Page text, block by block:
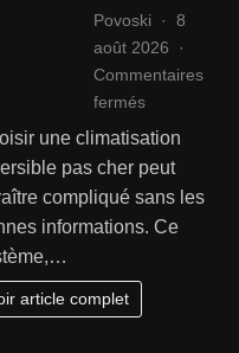
Povoski
8
août 2026
Commentaires
ferméssur
Comment
climatisation
réversible
une climatisation
pas cher peut
compliqué sans les
informations. Ce
article complet